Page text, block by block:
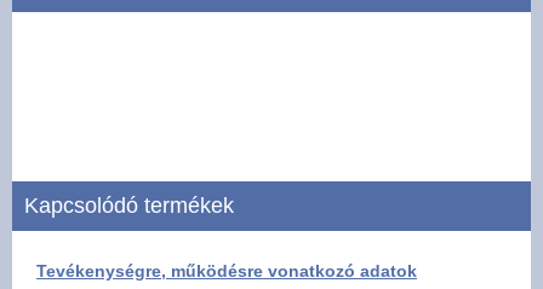
Közérdekű adatok -
Kapcsolódó termékek
Tevékenységre, működésre vonatkozó adatok